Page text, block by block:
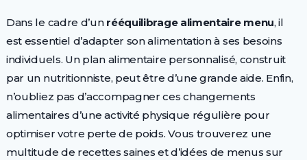
Dans le cadre d’un rééquilibrage alimentaire menu, il
est essentiel d’adapter son alimentation à ses besoins
individuels. Un plan alimentaire personnalisé, construit
par un nutritionniste, peut être d’une grande aide. Enfin,
n’oubliez pas d’accompagner ces changements
alimentaires d’une activité physique régulière pour
optimiser votre perte de poids. Vous trouverez une
multitude de recettes saines et d’idées de menus sur